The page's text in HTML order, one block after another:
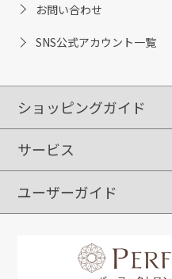
お問い合わせ
SNS公式アカウント一覧
ショッピングガイド
ショッピングガイド
ご注文方法
送料・配送
クーポンご利用方法
サービス
定期購入
ポイントサービス
お知らせメール
ユーザーガイド